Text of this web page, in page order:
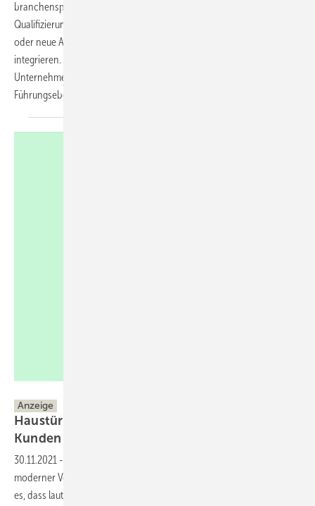
branchenspezifische Angebote zu finden. Zweitens helfen
Qualifizierungsangebote, Beschäftigte im Unternehmen zu halten –
oder neue Angestellte zu gewinnen und schnell in den Betrieb zu
integrieren. Doch auch ein Generationenwechsel, die Übergabe eines
Unternehmens oder der Aufstieg eines Mitarbeiters in die
Führungsebene sollten gut vorbereitet
Anzeige
Haustür-Kauf: So ticken Kundinnen und
Kunden
30.11.2021 -
moderner Verkaufsprozesse zusammenfassen. Umso erstaunlicher ist
es, dass laut einer Studie¹ nur 14 % der deutschen Unternehmen